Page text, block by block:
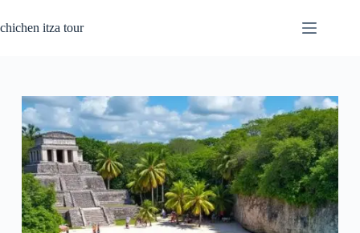
al
contenido
chichen itza tour